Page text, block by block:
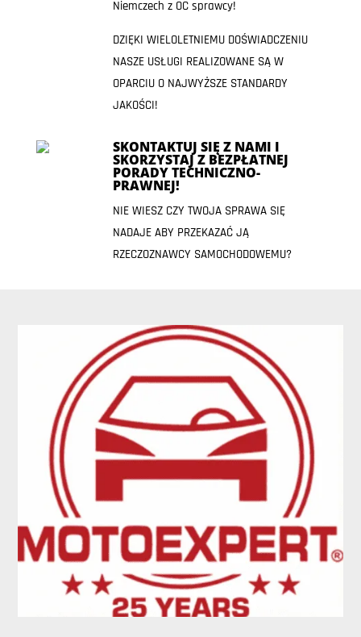
Niemczech z OC sprawcy!
DZIĘKI WIELOLETNIEMU DOŚWIADCZENIU
NASZE USŁUGI REALIZOWANE SĄ W
OPARCIU O NAJWYŻSZE STANDARDY
JAKOŚCI!
SKONTAKTUJ SIĘ Z NAMI I
SKORZYSTAJ Z BEZPŁATNEJ
PORADY TECHNICZNO-
PRAWNEJ!
NIE WIESZ CZY TWOJA SPRAWA SIĘ
NADAJE ABY PRZEKAZAĆ JĄ
RZECZOZNAWCY SAMOCHODOWEMU?